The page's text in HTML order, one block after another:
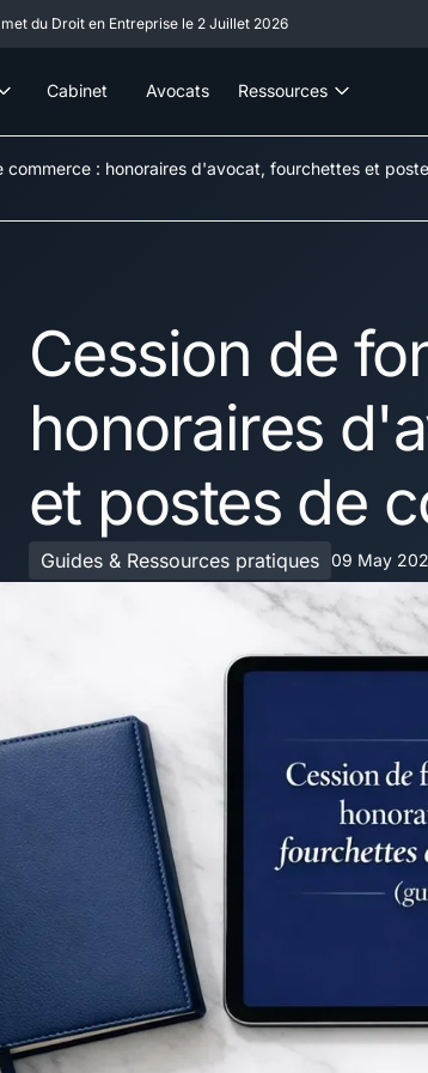
du Droit en Entreprise le 2 Juillet 2026
Cabinet Avocats Ressources
commerce : honoraires d'avocat, fourchettes et
Cession de
honoraires
et postes de
Guides & Ressources pratiques 09 May